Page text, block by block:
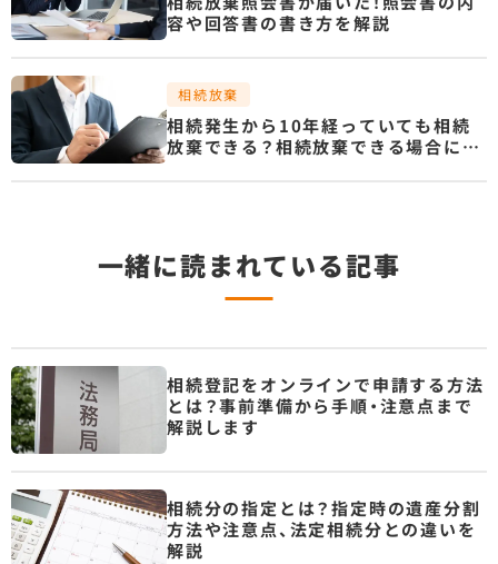
容や回答書の書き方を解説
相続放棄
相続発生から10年経っていても相続
放棄できる？相続放棄できる場合につ
一緒に読まれている記事
相続登記をオンラインで申請する方法
とは？事前準備から手順・注意点まで
解説します
相続分の指定とは？指定時の遺産分割
方法や注意点、法定相続分との違いを
解説